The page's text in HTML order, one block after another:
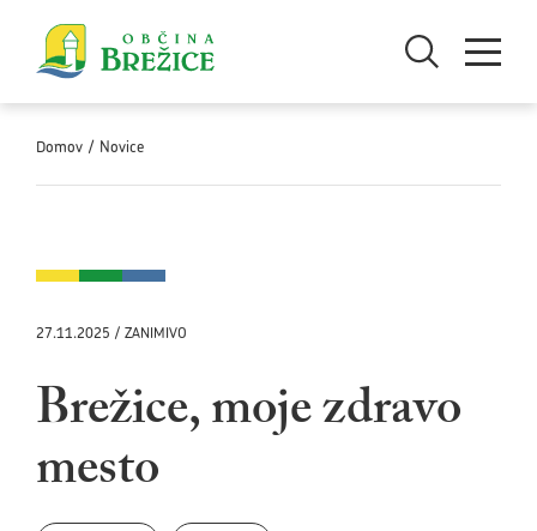
Odpri iskanjeOdpri meni
Domov / Novice
27.11.2025 / ZANIMIVO
Brežice, moje zdravo
mesto